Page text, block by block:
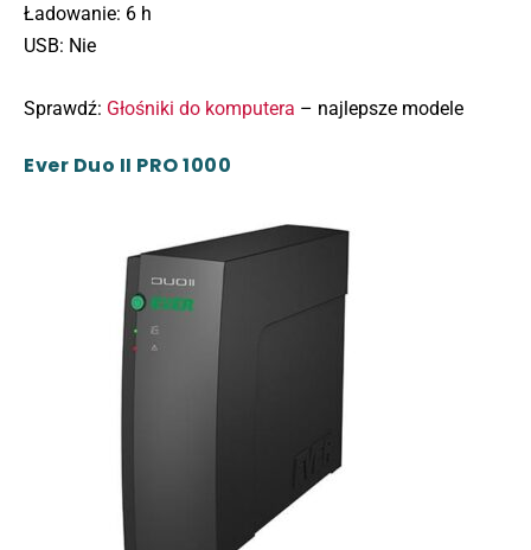
Ładowanie: 6 h
USB: Nie
Sprawdź: Głośniki do komputera – najlepsze modele
Ever Duo II PRO 1000